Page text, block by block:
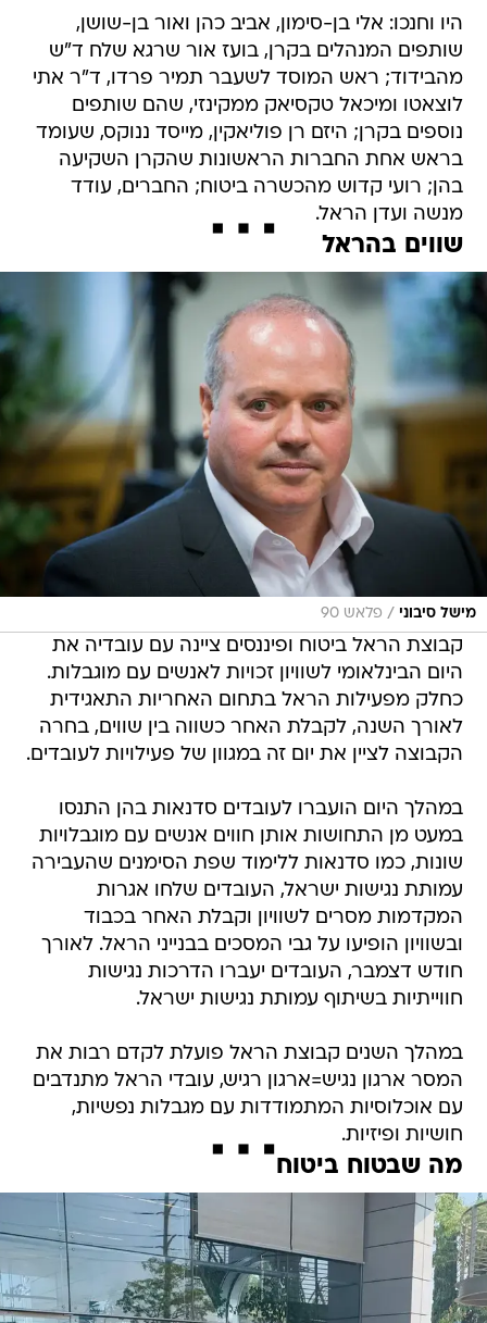
היו וחנכו: אלי בן-סימון, אביב כהן ואור בן-שושן,
שותפים המנהלים בקרן, בועז אור שרגא שלח ד"ש
מהבידוד; ראש המוסד לשעבר תמיר פרדו, ד"ר אתי
לוצאטו ומיכאל טקסיאק ממקינזי, שהם שותפים
נוספים בקרן; היזם רן פוליאקין, מייסד ננוקס, שעומד
בראש אחת החברות הראשונות שהקרן השקיעה
בהן; רועי קדוש מהכשרה ביטוח; החברים, עודד
מנשה ועדן הראל.
שווים בהראל
מישל סיבוני / פלאש 90
קבוצת הראל ביטוח ופיננסים ציינה עם עובדיה את
היום הבינלאומי לשוויון זכויות לאנשים עם מוגבלות.
כחלק מפעילות הראל בתחום האחריות התאגידית
לאורך השנה, לקבלת האחר כשווה בין שווים, בחרה
הקבוצה לציין את יום זה במגוון של פעילויות לעובדים.
במהלך היום הועברו לעובדים סדנאות בהן התנסו
במעט מן התחושות אותן חווים אנשים עם מוגבלויות
שונות, כמו סדנאות ללימוד שפת הסימנים שהעבירה
עמותת נגישות ישראל, העובדים שלחו אגרות
המקדמות מסרים לשוויון וקבלת האחר בכבוד
ובשוויון הופיעו על גבי המסכים בבנייני הראל. לאורך
חודש דצמבר, העובדים יעברו הדרכות נגישות
חווייתיות בשיתוף עמותת נגישות ישראל.
במהלך השנים קבוצת הראל פועלת לקדם רבות את
המסר ארגון נגיש=ארגון רגיש, עובדי הראל מתנדבים
עם אוכלוסיות המתמודדות עם מגבלות נפשיות,
חושיות ופיזיות.
מה שבטוח ביטוח